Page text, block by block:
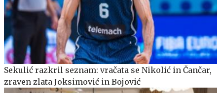
Sekulić razkril seznam: vračata se Nikolić in Čančar,
zraven zlata Joksimović in Bojović